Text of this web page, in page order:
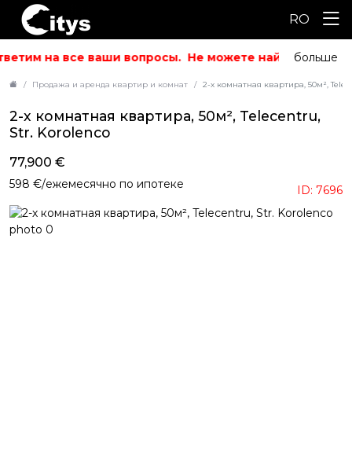
RO
на все ваши вопросы. Не можете найти то, что
больше
Продажа и аренда квартир и комнат 2-х комнатная квартира, 50м²,
2-х комнатная квартира, 50м², Telecentru,
Str. Korolenco
ID: 7696
77,900 €
598 €/ежемесячно по ипотеке